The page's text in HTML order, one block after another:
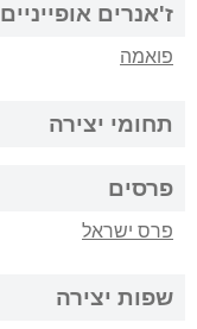
ז'אנרים אופייניים
פואמה
תחומי יצירה
פרסים
פרס ישראל
שפות יצירה